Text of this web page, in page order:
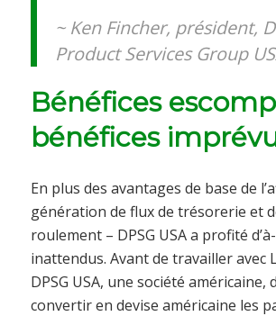
~ Ken Fincher, président,
Product Services Group
Bénéfices
bénéfices
En plus des avantages de base de
génération de flux de trésorerie et
roulement – DPSG USA a profité
inattendus. Avant de travailler avec
DPSG USA, une société américaine,
convertir en devise américaine les